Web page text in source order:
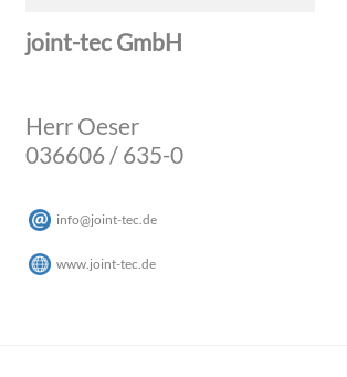
joint-tec GmbH
Herr Oeser
036606 / 635-0
info@joint-tec de
www.joint-tec.de